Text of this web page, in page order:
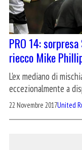
PRO 14:
riecco Mike
L'ex mediano di
eccezionalmente a
22 Novembre 2017United